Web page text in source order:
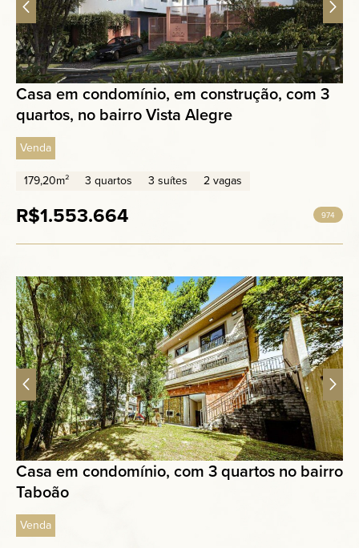
Casa em condomínio, em construção, com 3
quartos, no bairro Vista Alegre
Venda
179,20m²
3 quartos 3 suítes 2 vagas
R$1.553.664 974
Casa em condomínio, com 3 quartos no bairro
Taboão
Venda